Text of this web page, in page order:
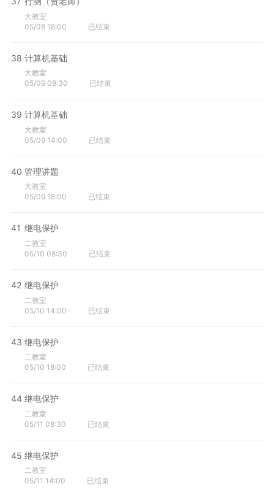
大教室
05/08 18:00
已结束
38 计算机基础
大教室
05/09 08:30
已结束
39 计算机基础
大教室
05/09 14:00
已结束
40 管理讲题
大教室
05/09 18:00
已结束
41 继电保护
二教室
05/10 08:30
已结束
42 继电保护
二教室
05/10 14:00
已结束
43 继电保护
二教室
05/10 18:00
已结束
44 继电保护
二教室
05/11 08:30
已结束
45 继电保护
二教室
05/11 14:00
已结束